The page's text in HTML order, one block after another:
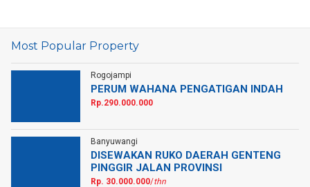
Most Popular Property
Rogojampi
PERUM WAHANA PENGATIGAN INDAH
Rp.290.000.000
Banyuwangi
DISEWAKAN RUKO DAERAH GENTENG
PINGGIR JALAN PROVINSI
Rp. 30.000.000/thn